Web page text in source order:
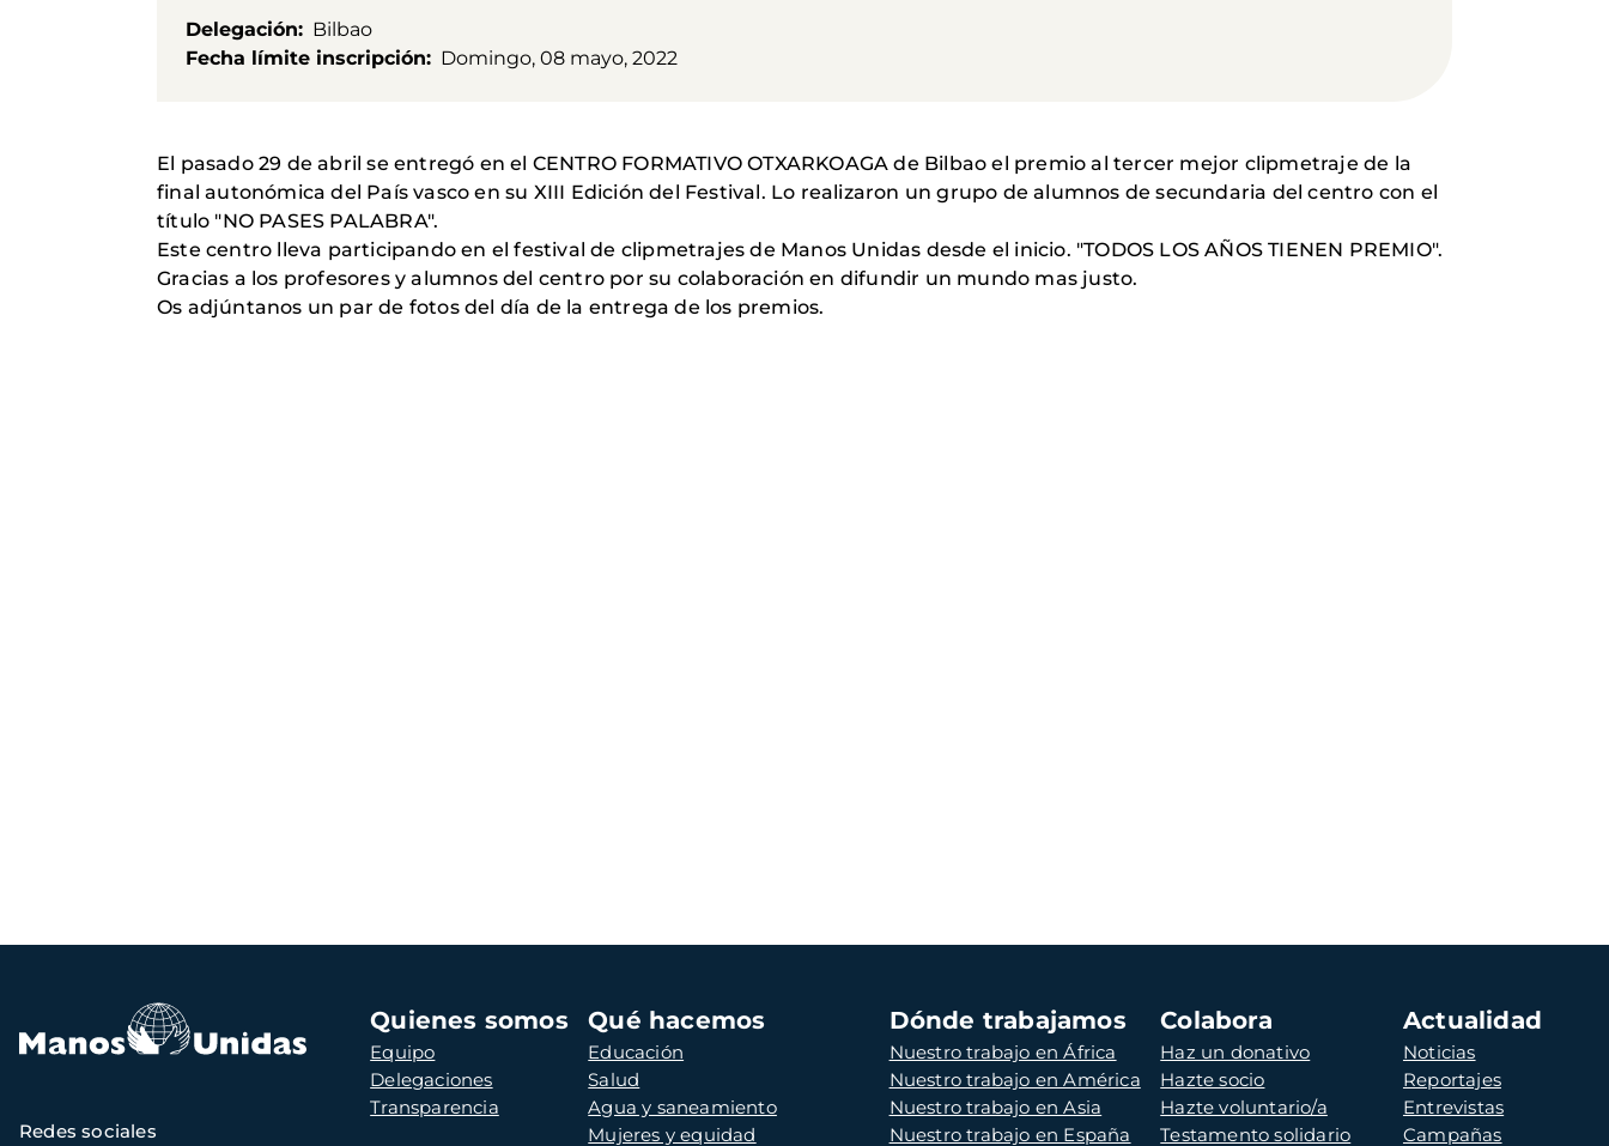
Delegación
Bilbao
Fecha límite inscripción
Domingo, 08 mayo, 2022
El pasado 29 de abril se entregó en el CENTRO FORMATIVO OTXARKOAGA de Bilbao el premio al tercer mejor clipmetraje de la
final autonómica del País vasco en su XIII Edición del Festival. Lo realizaron un grupo de alumnos de secundaria del centro con el
título "NO PASES PALABRA".
Este centro lleva participando en el festival de clipmetrajes de Manos Unidas desde el inicio. "TODOS LOS AÑOS TIENEN PREMIO".
Gracias a los profesores y alumnos del centro por su colaboración en difundir un mundo mas justo.
Os adjúntanos un par de fotos del día de la entrega de los premios.
Navegación
principal
Quienes somos
Equipo
Delegaciones
Transparencia
Qué hacemos
Educación
Salud
Agua y saneamiento
Mujeres y equidad
Dónde trabajamos
Nuestro trabajo en África
Nuestro trabajo en América
Nuestro trabajo en Asia
Nuestro trabajo en España
Colabora
Haz un donativo
Hazte socio
Hazte voluntario/a
Testamento solidario
Actualidad
Noticias
Reportajes
Entrevistas
Campañas
Redes sociales